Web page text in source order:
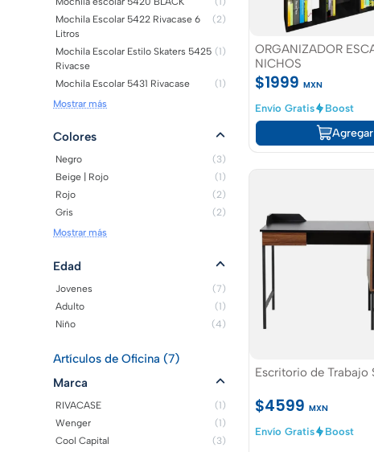
Mochila Escolar 5422 Rivacase 6
Litros
(2)
Mochila Escolar Estilo Skaters 5425
Rivacse
(1)
Mochila Escolar 5431 Rivacase
(1)
Mostrar más
Colores
Negro
(3)
Beige | Rojo
(1)
Rojo
(2)
Gris
(2)
Mostrar más
Edad
Jovenes
(7)
Adulto
(1)
Niño
(4)
Artículos de Oficina (7)
Marca
RIVACASE
(1)
Wenger
(1)
Cool Capital
(3)
ORGANIZADOR
NICHOS
$1999MXN
Envío Gratis
Boost
Agregar
Escritorio de Trabajo
$4599MXN
Envío Gratis
Boost